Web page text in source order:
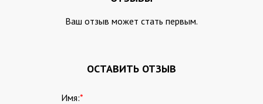
Ваш отзыв может стать первым.
ОСТАВИТЬ ОТЗЫВ
Имя:*